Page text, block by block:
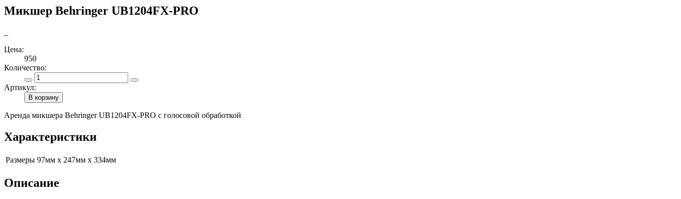
Микшер Behringer UB1204FX-PRO
Цена:
950
Количество:
Артикул:
В корзину
Аренда микшера Behringer UB1204FX-PRO с голосовой обработкой
Характеристики
Размеры 97мм x 247мм x 334мм
Описание